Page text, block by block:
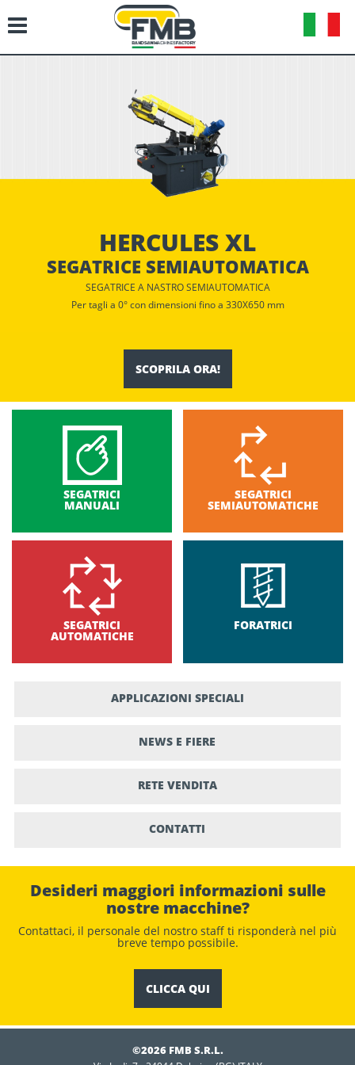
HERCULES XL
SEGATRICE SEMIAUTOMATICA
SEGATRICE A NASTRO SEMIAUTOMATICA
Per tagli a 0° con dimensioni fino a 330X650 mm
SCOPRILA ORA!
SEGATRICI
MANUALI
SEGATRICI
SEMIAUTOMATICHE
SEGATRICI
AUTOMATICHE
FORATRICI
APPLICAZIONI SPECIALI
NEWS E FIERE
RETE VENDITA
CONTATTI
Desideri maggiori informazioni sulle
nostre macchine?
Contattaci, il personale del nostro staﬀ ti risponderà nel più
breve tempo possibile.
CLICCA QUI
©2026 FMB S.R.L.